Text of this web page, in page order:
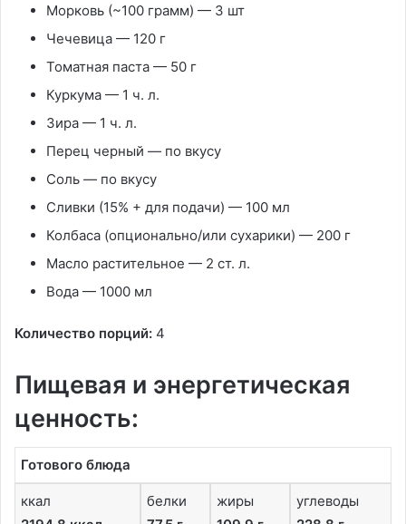
Морковь (~100 грамм) — 3 шт
Чечевица — 120 г
Томатная паста — 50 г
Куркума — 1 ч. л.
Зира — 1 ч. л.
Перец черный — по вкусу
Соль — по вкусу
Сливки (15% + для подачи) — 100 мл
Колбаса (опционально/или сухарики) — 200 г
Масло растительное — 2 ст. л.
Вода — 1000 мл
Количество порций: 4
Пищевая и энергетическая
ценность:
Готового блюда
ккал
белки
жиры
углеводы